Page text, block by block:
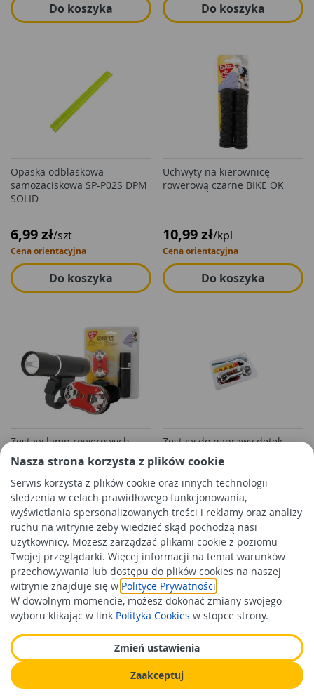
Nasza strona korzysta z plików cookie
Serwis korzysta z plików cookie oraz innych technologii
śledzenia w celach prawidłowego funkcjonowania,
wyświetlania spersonalizowanych treści i reklamy oraz analizy
ruchu na witrynie żeby wiedzieć skąd pochodzą nasi
użytkownicy. Możesz zarządzać plikami cookie z poziomu
Twojej przeglądarki. Więcej informacji na temat warunków
przechowywania lub dostępu do plików cookies na naszej
witrynie znajduje się w Polityce Prywatności
W dowolnym momencie, możesz dokonać zmiany swojego
wyboru klikając w link Polityka Cookies w stopce strony.
Zmień ustawienia
Zaakceptuj
Do koszyka Do koszyka
Opaska odblaskowa
samozaciskowa SP-P02S DPM
SOLID
6,99 zł/szt
Cena orientacyjna
Do koszyka
Uchwyty na kierownicę
rowerową czarne BIKE OK
10,99 zł/kpl
Cena orientacyjna
Do koszyka
Zestaw lamp rowerowych
przód-tył 9 LED Supra Alu
BIKE OK
44,99 zł/kpl
Cena orientacyjna
Do koszyka
Zestaw do naprawy dętek
rowerowych Fix And Go 5
łatek na klej BOTTARI
17,99 zł/szt
Cena orientacyjna
Do koszyka